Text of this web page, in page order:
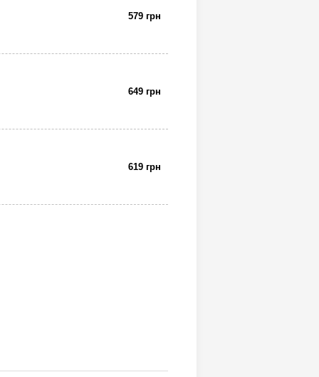
579 грн
649 грн
619 грн